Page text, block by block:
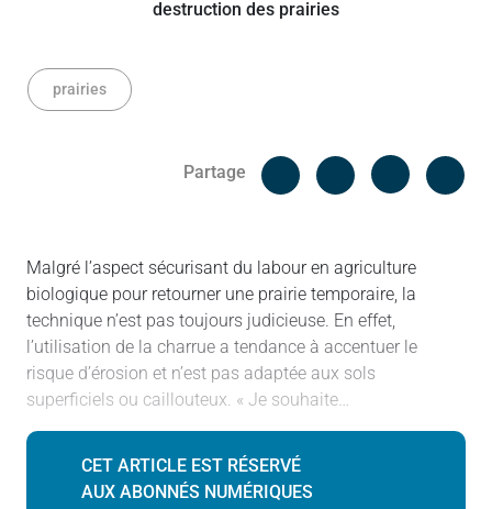
prairies
Partage
Facebook
Malgré l’aspect sécurisant du labour en agriculture
biologique pour retourner une prairie temporaire, la
technique n’est pas toujours judicieuse. En effet,
l’utilisation de la charrue a tendance à accentuer le
risque d’érosion et n’est pas adaptée aux sols
superficiels ou caillouteux. « Je souhaite…
CET ARTICLE EST RÉSERVÉ
AUX ABONNÉS NUMÉRIQUES